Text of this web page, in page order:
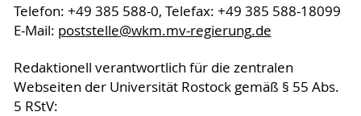
Telefon: +49 385 588-0, Telefax: +49 385 588-18099
E-Mail: poststelle@wkm.mv-regierung.de
Redaktionell verantwortlich für die zentralen
Webseiten der Universität Rostock gemäß § 55 Abs.
5 RStV: